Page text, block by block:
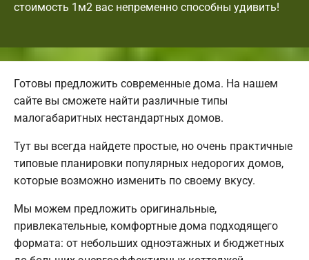
стоимость 1м2 вас непременно способны удивить!
Готовы предложить современные дома. На нашем
сайте вы сможете найти различные типы
малогабаритных нестандартных домов.
Тут вы всегда найдете простые, но очень практичные
типовые планировки популярных недорогих домов,
которые возможно изменить по своему вкусу.
Мы можем предложить оригинальные,
привлекательные, комфортные дома подходящего
формата: от небольших одноэтажных и бюджетных